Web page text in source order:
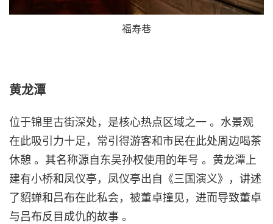
福寿巷
黄龙潭
位于锦里古街深处，是核心热点区域之一 。水景观
在此吸引力十足，常引得游客和市民在此处周边喝茶
休憩 。其名称源自东吴孙权使用的年号 。黄龙潭上
建有小桥和凤仪亭，凤仪亭出自《三国演义》，讲述
了貂蝉和吕布在此私会，被董卓撞见，进而导致董卓
与吕布反目成仇的故事 。